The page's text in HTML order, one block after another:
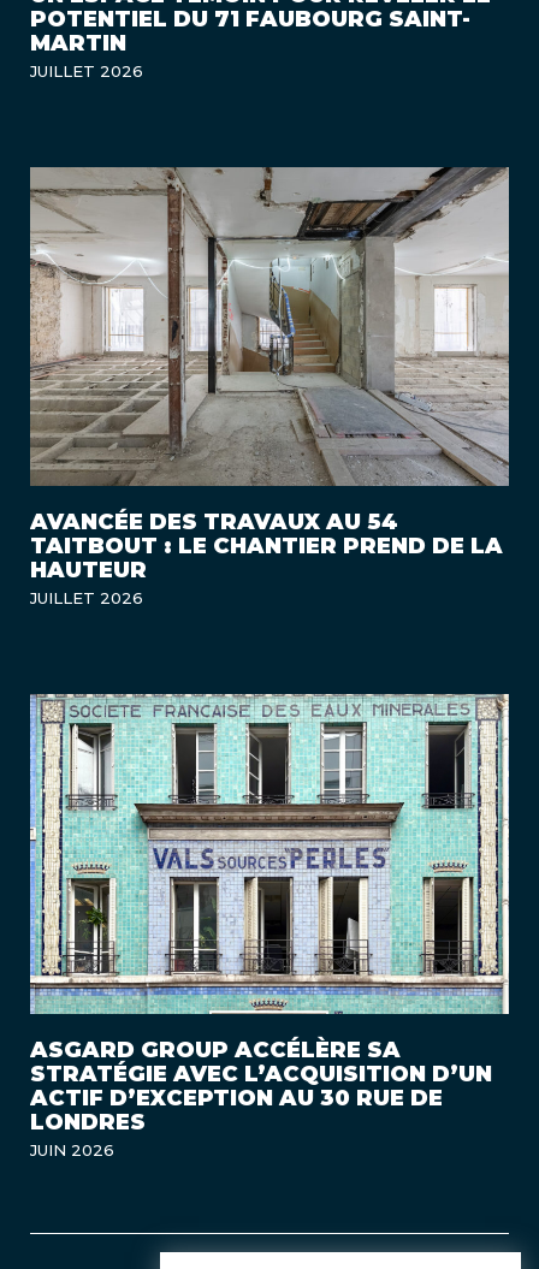
POTENTIEL DU 71 FAUBOURG SAINT-
MARTIN
JUILLET 2026
AVANCÉE DES TRAVAUX AU 54
TAITBOUT : LE CHANTIER PREND DE LA
HAUTEUR
JUILLET 2026
ASGARD GROUP ACCÉLÈRE SA
STRATÉGIE AVEC L’ACQUISITION D’UN
ACTIF D’EXCEPTION AU 30 RUE DE
LONDRES
JUIN 2026